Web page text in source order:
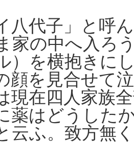
八代子」と呼
家の中へ入ろ
）を横抱きに
顔を見合せて
現在四人家族
薬はどうした
云ふ。致方無